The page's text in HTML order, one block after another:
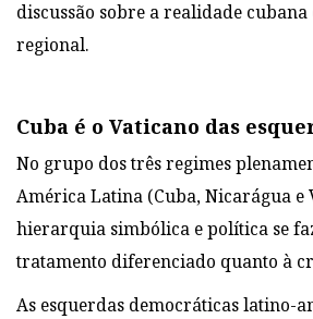
discussão sobre a realidade
regional.
Cuba é o Vaticano das
No grupo dos três regimes
América Latina (Cuba, Nicarágua e
hierarquia simbólica e política se
tratamento diferenciado quanto à
As esquerdas democráticas latino-